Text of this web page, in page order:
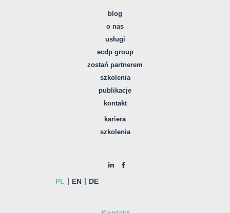
blog
o nas
usługi
ecdp group
zostań partnerem
szkolenia
publikacje
kontakt
kariera
szkolenia
PL EN DE